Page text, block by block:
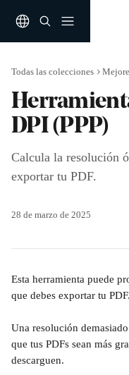
Todas las colecciones
DPI (PPP)
Calcula la resolución
exportar tu PDF.
28 de marzo de 2025
Esta herramienta puede
que debes exportar tu PDF.
Una resolución
que tus PDFs sean más
descarguen.